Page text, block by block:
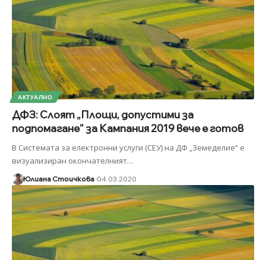
АКТУАЛНО
ДФЗ: Слоят „Площи, допустими за
подпомагане” за Кампания 2019 вече е готов
В Системата за електронни услуги (СЕУ) на ДФ „Земеделие” е
визуализиран окончателният…
Юлиана Стоичкова 04.03.2020